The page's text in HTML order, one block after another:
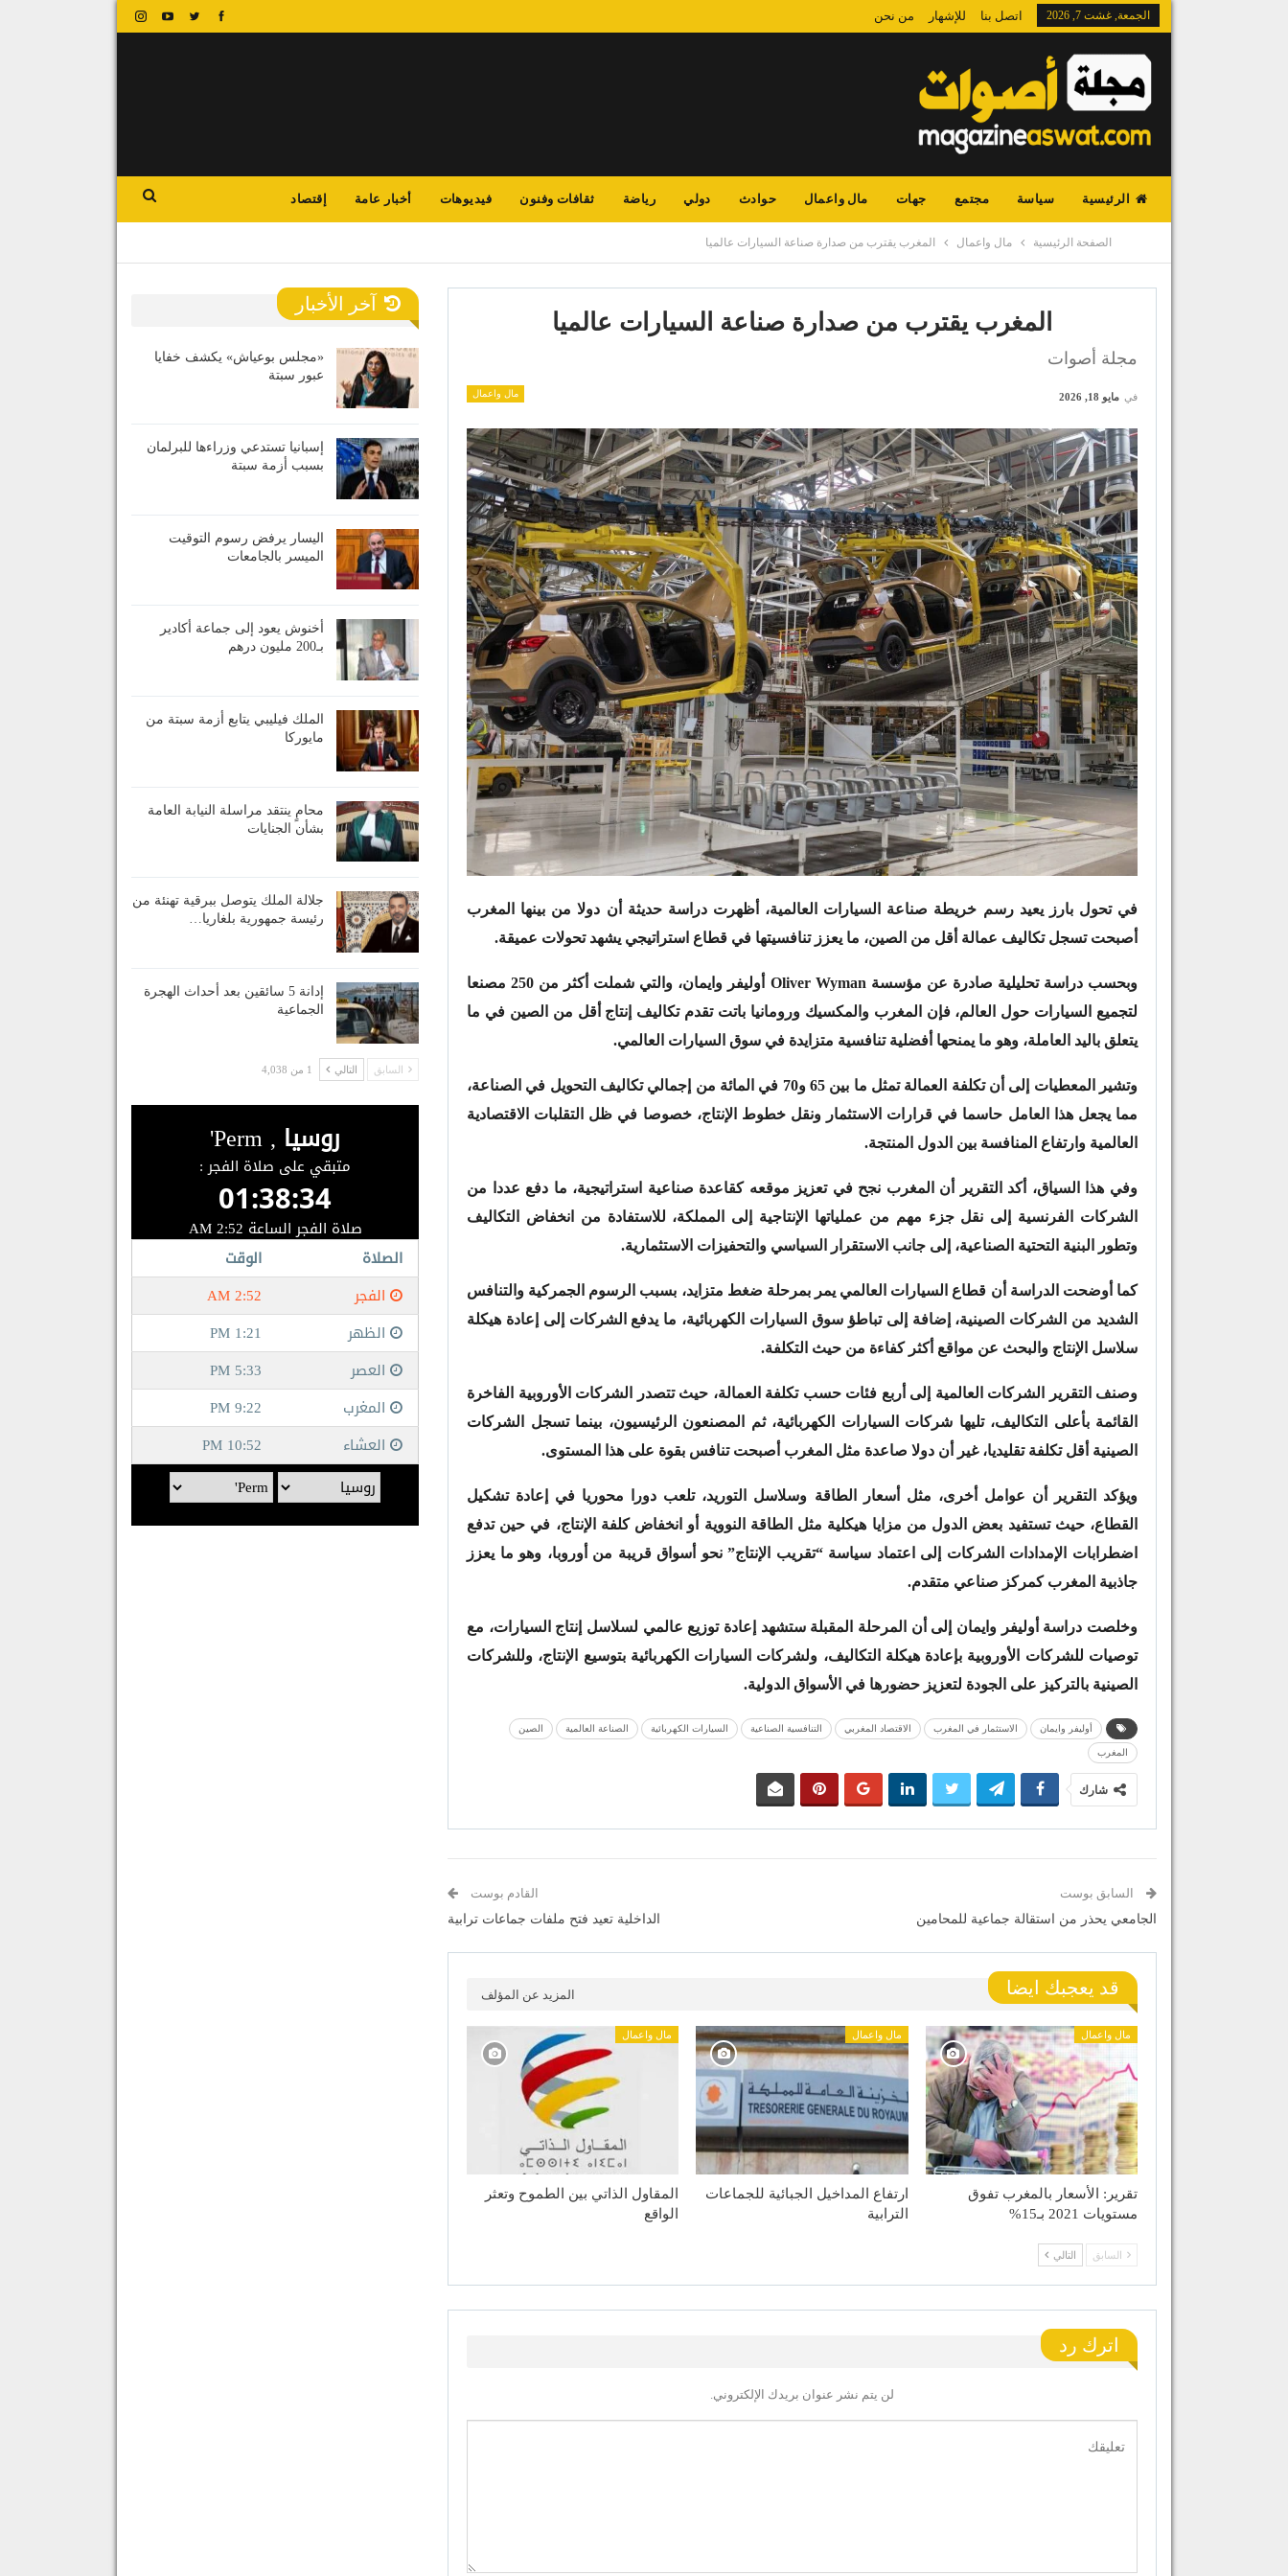
الجمعة, غشت 7, 2026 اتصل بنا للإشهار من نحن
الرئيسية سياسة مجتمع جهات مال واعمال حوادث دولي رياضة ثقافات وفنون فيديوهات أخبار عامة إقتصاد
الصفحة الرئيسية مال واعمال المغرب يقترب من صدارة صناعة السيارات عالميا
المغرب يقترب من صدارة صناعة السيارات عالميا
مجلة أصوات
مال واعمال في مايو 18, 2026
في تحول بارز يعيد رسم خريطة صناعة السيارات العالمية، أظهرت دراسة حديثة أن دولا من بينها المغرب
أصبحت تسجل تكاليف عمالة أقل من الصين، ما يعزز تنافسيتها في قطاع استراتيجي يشهد تحولات عميقة.
وبحسب دراسة تحليلية صادرة عن مؤسسة Oliver Wyman
أوليفر وايمان، والتي شملت أكثر من 250 مصنعا
لتجميع السيارات حول العالم، فإن المغرب والمكسيك ورومانيا باتت تقدم تكاليف إنتاج أقل من الصين في ما
يتعلق باليد العاملة، وهو ما يمنحها أفضلية تنافسية متزايدة في سوق السيارات العالمي.
وتشير المعطيات إلى أن تكلفة العمالة تمثل ما بين 65 و70 في المائة من إجمالي تكاليف التحويل في الصناعة،
مما يجعل هذا العامل حاسما في قرارات الاستثمار ونقل خطوط الإنتاج، خصوصا في ظل التقلبات الاقتصادية
العالمية وارتفاع المنافسة بين الدول المنتجة.
وفي هذا السياق، أكد التقرير أن المغرب نجح في تعزيز موقعه كقاعدة صناعية استراتيجية، ما دفع عددا من
الشركات الفرنسية إلى نقل جزء مهم من عملياتها الإنتاجية إلى المملكة، للاستفادة من انخفاض التكاليف
وتطور البنية التحتية الصناعية، إلى جانب الاستقرار السياسي والتحفيزات الاستثمارية.
كما أوضحت الدراسة أن قطاع السيارات العالمي يمر بمرحلة ضغط متزايد، بسبب الرسوم الجمركية والتنافس
الشديد من الشركات الصينية، إضافة إلى تباطؤ سوق السيارات الكهربائية، ما يدفع الشركات إلى إعادة هيكلة
سلاسل الإنتاج والبحث عن مواقع أكثر كفاءة من حيث التكلفة.
وصنف التقرير الشركات العالمية إلى أربع فئات حسب تكلفة العمالة، حيث تتصدر الشركات الأوروبية الفاخرة
القائمة بأعلى التكاليف، تليها شركات السيارات الكهربائية، ثم المصنعون الرئيسيون، بينما تسجل الشركات
الصينية أقل تكلفة تقليديا، غير أن دولا صاعدة مثل المغرب أصبحت تنافس بقوة على هذا المستوى.
ويؤكد التقرير أن عوامل أخرى، مثل أسعار الطاقة وسلاسل التوريد، تلعب دورا محوريا في إعادة تشكيل
القطاع، حيث تستفيد بعض الدول من مزايا هيكلية مثل الطاقة النووية أو انخفاض كلفة الإنتاج، في حين تدفع
اضطرابات الإمدادات الشركات إلى اعتماد سياسة “تقريب الإنتاج” نحو أسواق قريبة من أوروبا، وهو ما يعزز
جاذبية المغرب كمركز صناعي متقدم.
وخلصت دراسة أوليفر وايمان إلى أن المرحلة المقبلة ستشهد إعادة توزيع عالمي لسلاسل إنتاج السيارات، مع
توصيات للشركات الأوروبية بإعادة هيكلة التكاليف، ولشركات السيارات الكهربائية بتوسيع الإنتاج، وللشركات
الصينية بالتركيز على الجودة لتعزيز حضورها في الأسواق الدولية.
أوليفر وايمان الاستثمار في المغرب الاقتصاد المغربي التنافسية الصناعية السيارات الكهربائية الصناعة العالمية الصين
المغرب
شارك
السابق بوست
الجامعي يحذر من استقالة جماعية للمحامين
القادم بوست
الداخلية تعيد فتح ملفات جماعات ترابية
قد يعجبك ايضا المزيد عن المؤلف
مال واعمال
تقرير: الأسعار بالمغرب تفوق
مستويات 2021 بـ15%
مال واعمال
ارتفاع المداخيل الجبائية للجماعات
الترابية
مال واعمال
المقاول الذاتي بين الطموح وتعثر
الواقع
السابق التالي
اترك رد
لن يتم نشر عنوان بريدك الإلكتروني.
آخر الأخبار
«مجلس بوعياش» يكشف خفايا
عبور سبتة
إسبانيا تستدعي وزراءها للبرلمان
بسبب أزمة سبتة
اليسار يرفض رسوم التوقيت
الميسر بالجامعات
أخنوش يعود إلى جماعة أكادير
بـ200 مليون درهم
الملك فيليبي يتابع أزمة سبتة من
مايوركا
محامٍ ينتقد مراسلة النيابة العامة
بشأن الجنايات
جلالة الملك يتوصل ببرقية تهنئة من
رئيسة جمهورية بلغاريا…
إدانة 5 سائقين بعد أحداث الهجرة
الجماعية
السابق التالي 1 من 4,038